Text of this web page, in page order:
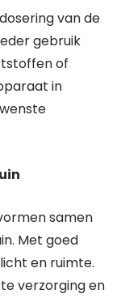
van de
gebruik
of
in
samen
Met goed
en ruimte.
verzorging en